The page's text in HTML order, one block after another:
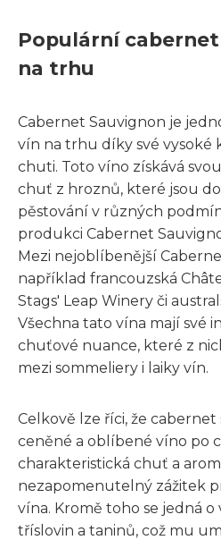
Populární
na trhu
Cabernet Sauvignon je
vín na trhu díky své vysoké
chuti. Toto víno získává
chuť z hroznů, které jsou
pěstování v různých
produkci Cabernet
Mezi nejoblíbenější
například francouzská
Stags' Leap Winery či
Všechna tato vína mají své
chuťové nuance, které z
mezi sommeliery i laiky vín.
Celkově lze říci, že cabernet
ceněné a oblíbené víno po
charakteristická chuť a
nezapomenutelný zážitek
vína. Kromě toho se jedná
tříslovin a taninů, což mu